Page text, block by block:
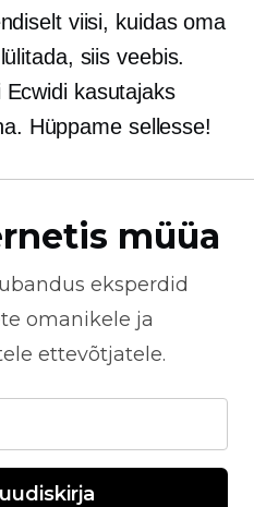
viisi, kuidas oma
siis veebis.
kasutajaks
Hüppame sellesse!
müüa
eksperdid
omanikele ja
ettevõtjatele.